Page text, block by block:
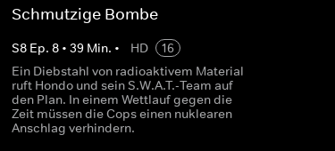
Schmutzige Bombe
S8 Ep. 8• 39Min. • HD
16
Ein Diebstahl von radioaktivem Material
ruft Hondo und sein S.W.A.T.-Team auf
den Plan. In einem Wettlauf gegen die
Zeit müssen die Cops einen nuklearen
Anschlag verhindern.